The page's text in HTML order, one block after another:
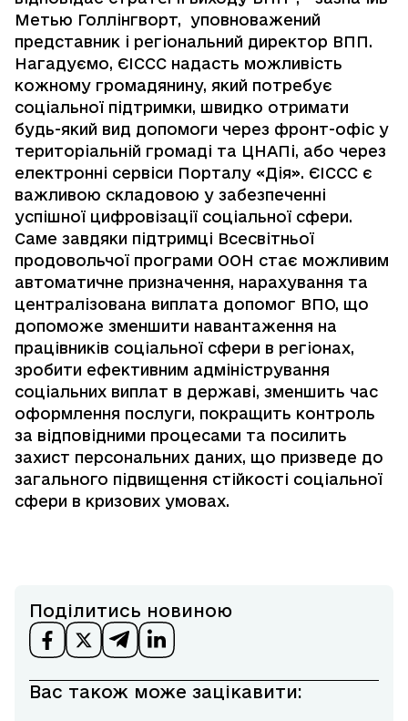
Метью Голлінгворт, уповноважений
представник і регіональний директор ВПП.
Нагадуємо, ЄІССС надасть можливість
кожному громадянину, який потребує
соціальної підтримки, швидко отримати
будь-який вид допомоги через фронт-офіс у
територіальній громаді та ЦНАПі, або через
електронні сервіси Порталу «Дія». ЄІССС є
важливою складовою у забезпеченні
успішної цифровізації соціальної сфери.
Саме завдяки підтримці Всесвітньої
продовольчої програми ООН стає можливим
автоматичне призначення, нарахування та
централізована виплата допомог ВПО, що
допоможе зменшити навантаження на
працівників соціальної сфери в регіонах,
зробити ефективним адміністрування
соціальних виплат в державі, зменшить час
оформлення послуги, покращить контроль
за відповідними процесами та посилить
захист персональних даних, що призведе до
загального підвищення стійкості соціальної
сфери в кризових умовах.
Поділитись новиною
Вас також може зацікавити: